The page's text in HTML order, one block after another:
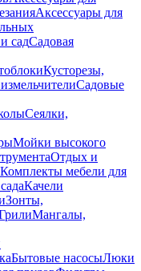
Аксессуары для
садСадовая
Кусторезы,
Садовые
Сеялки,
Мойки высокого
Отдых и
Комплекты мебели для
Качели
Зонты,
Мангалы,
Бытовые насосыЛюки